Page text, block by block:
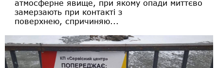
атмосферне явище, при якому опади миттєво
замерзають при контакті з
поверхнею, спричиняю...